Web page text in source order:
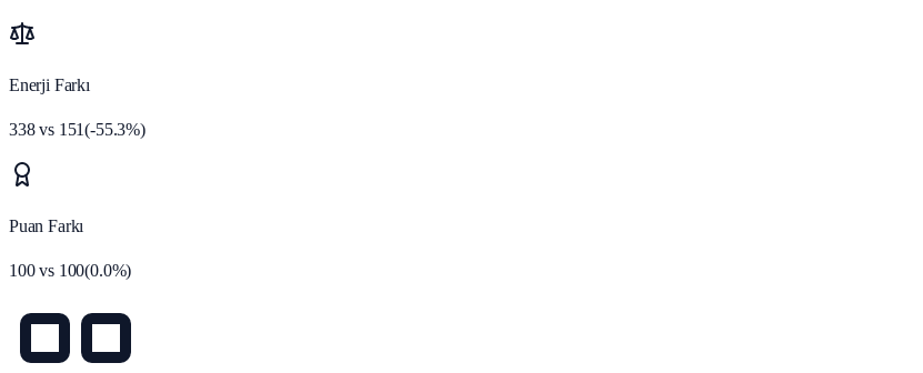
Enerji Farkı
338vs 151(-55.3%)
Puan Farkı
100vs 100(0.0%)